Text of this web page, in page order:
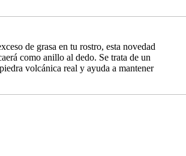
de grasa en tu rostro, esta novedad
como anillo al dedo. Se trata de un
volcánica real y ayuda a mantener